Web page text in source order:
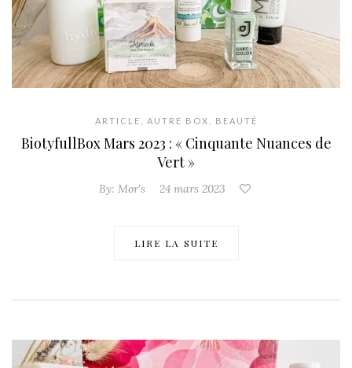
ARTICLE AUTRE BOX BEAUTÉ
BiotyfullBox Mars 2023 : « Cinquante Nuances de
Vert »
By: Mor's 24 mars 2023
LIRE LA SUITE